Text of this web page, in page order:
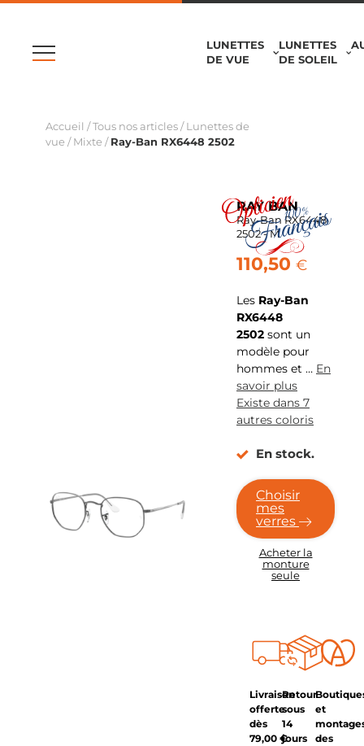
LUNETTES
DE VUE
LUNETTES
DE SOLEIL
Accueil /Tous nos articles / Lunettes de
vue / Mixte / Ray-Ban RX6448 2502
RAY BAN
Ray-Ban RX6448
2502 - M
110,50 €
Les Ray-Ban
RX6448
2502 sont un
modèle pour
hommes et … En
savoir plus
Existe dans 7
autres coloris
En stock.
Choisir
mes
verres
Acheter la
monture
seule
Livraison
offerte
dès
79,00 €
Retour
sous
14
jours
et
des